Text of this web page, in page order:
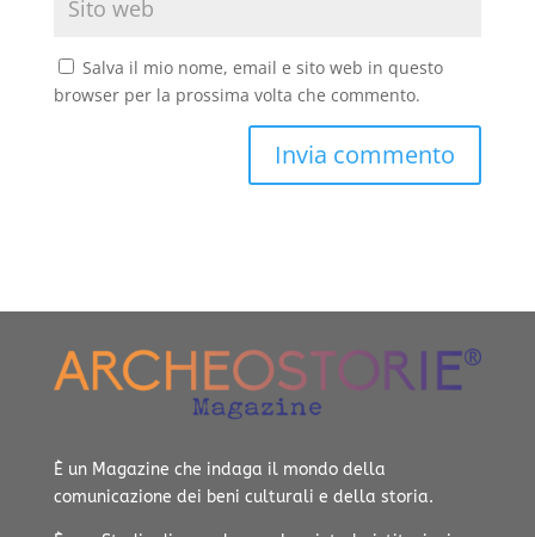
Salva il mio nome, email e sito web in questo
browser per la prossima volta che commento.
È un Magazine che indaga il mondo della
comunicazione dei beni culturali e della storia.